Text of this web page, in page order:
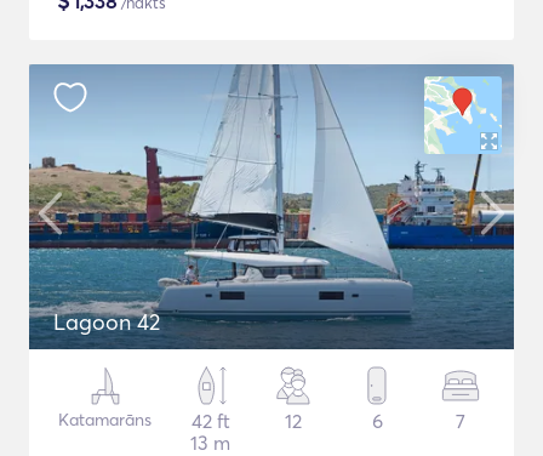
Lagoon 42
Katamarāns
42 ft
13 m
12 6 7